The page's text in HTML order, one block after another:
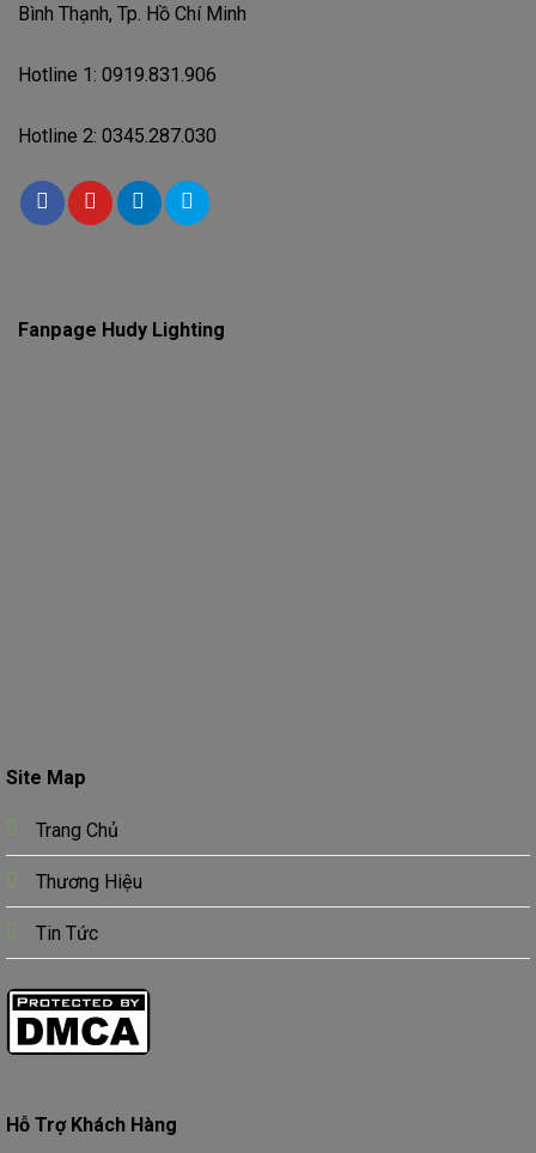
Bình Thạnh, Tp. Hồ Chí Minh
Hotline 1: 0919.831.906
Hotline 2: 0345.287.030
Site Map
Trang Chủ
Thương Hiệu
Tin Tức
Hỗ Trợ Khách Hàng
Fanpage Hudy Lighting